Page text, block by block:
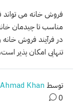
فروش خانه می تواند
مناسب تا چیدمان
در فرآیند فروش
تنهایی امکان پذیر
توسط Ahmad Khan
0